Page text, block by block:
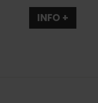
INFO +